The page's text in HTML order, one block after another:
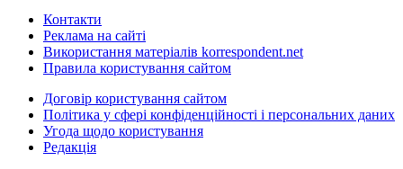
Контакти
Реклама на сайті
Використання матеріалів korrespondent.net
Правила користування сайтом
Договір користування сайтом
Політика у сфері конфіденційності і персональних даних
Угода щодо користування
Редакція